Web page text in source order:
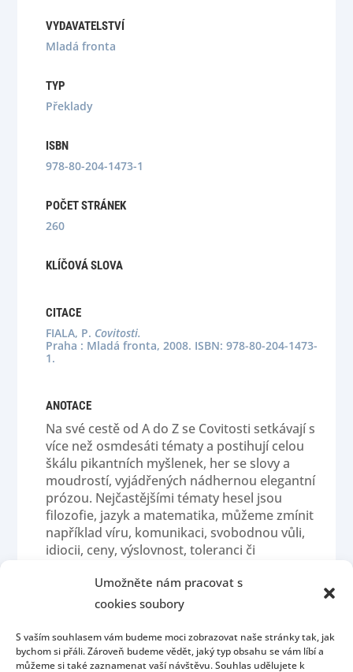
Umožněte nám pracovat s
cookies soubory
S vaším souhlasem vám budeme moci zobrazovat naše stránky tak, jak
bychom si přáli. Zároveň budeme vědět, jaký typ obsahu se vám líbí a
můžeme si také zaznamenat vaší návštěvu. Souhlas udělujete k
VYDAVATELSTVÍ
Mladá fronta
TYP
Překlady
ISBN
978-80-204-1473-1
POČET STRÁNEK
260
KLÍČOVÁ SLOVA
CITACE
FIALA, P. Covitosti.
Praha : Mladá fronta, 2008. ISBN: 978-80-204-1473-
1.
ANOTACE
Na své cestě od A do Z se Covitosti setkávají s
více než osmdesáti tématy a postihují celou
škálu pikantních myšlenek, her se slovy a
moudrostí, vyjádřených nádhernou elegantní
prózou. Nejčastějšími tématy hesel jsou
filozofie, jazyk a matematika, můžeme zmínit
například víru, komunikaci, svobodnou vůli,
idiocii, ceny, výslovnost, toleranci či